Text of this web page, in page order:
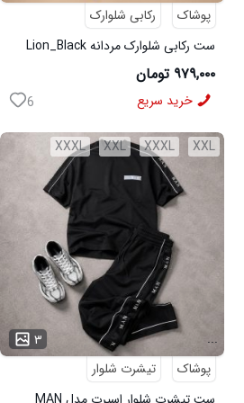
پوشاک
رکابی شلوارک
ست رکابی شلوارک مردانه Lion_Black
مدل 3997
۹۷۹,۰۰۰ تومان
خرید سریع 6
XXL
XXXL
XXL
XXXL
۳
...
پوشاک
تیشرت شلوار